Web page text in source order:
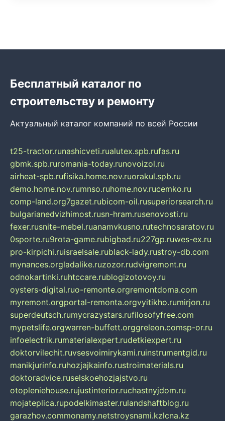
Бесплатный каталог по
строительству и ремонту
Актуальный каталог компаний по всей России
t25-tractor.runashicveti.rualutex.spb.rufas.ru
gbmk.spb.ruromania-today.runovoizol.ru
airheat-spb.rufisika.home.nov.ruorakul.spb.ru
demo.home.nov.rumnso.ruhome.nov.rucemko.ru
comp-land.org7gazet.rubicom-oil.rusuperiorsearch.ru
bulgarianedvizhimost.rusn-hram.rusenovosti.ru
fexer.rusnite-mebel.ruanamvkusno.rutechnosaratov.ru
0sporte.ru9rota-game.rubigbad.ru227gp.ruwes-ex.ru
pro-kirpichi.ruisraelsale.rublack-lady.rustroy-db.com
mynances.orgladalike.ruzozor.rudvigremont.ru
odnokartinki.ruhtccare.rublogizotovoy.ru
oysters-digital.ruo-remonte.orgremontdoma.com
myremont.orgportal-remonta.orgvyitikho.rumirjon.ru
superdeutsch.rumycrazystars.rufilosofyfree.com
mypetslife.orgwarren-buffett.orggreleon.comsp-or.ru
infoelectrik.rumaterialexpert.rudetkiexpert.ru
doktorvilechit.ruvsesvoimirykami.ruinstrumentgid.ru
manikjurinfo.ruhozjajkainfo.rustroimaterials.ru
doktoradvice.ruselskoehozjajstvo.ru
otopleniehouse.rujustinterior.ruchastnyjdom.ru
mojateplica.rupodelkimaster.rulandshaftblog.ru
garazhov.commonamy.netstroysnami.kzlcna.kz